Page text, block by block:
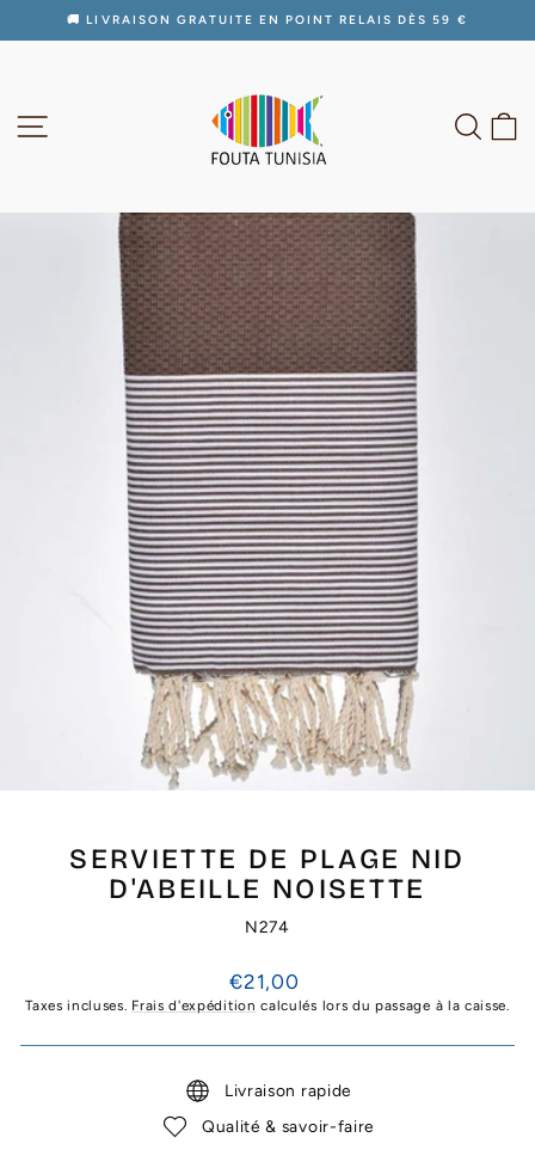
Diaporama
🚚 LIVRAISON GRATUITE EN POINT RELAIS DÈS 59 €
SERVIETTE DE PLAGE NID
D'ABEILLE NOISETTE
N274
Prix
régulier
€21,00
Taxes incluses. Frais d'expédition calculés lors du passage à la caisse.
Livraison rapide
Qualité & savoir-faire